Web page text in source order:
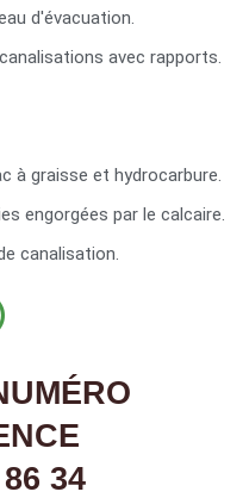
d'évacuation.
avec rapports.
à graisse et hydrocarbure.
engorgées par le calcaire.
canalisation.
34